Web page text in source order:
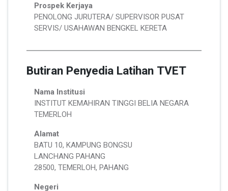
Prospek Kerjaya
PENOLONG JURUTERA/ SUPERVISOR PUSAT
SERVIS/ USAHAWAN BENGKEL KERETA
Butiran Penyedia Latihan TVET
Nama Institusi
INSTITUT KEMAHIRAN TINGGI BELIA NEGARA
TEMERLOH
Alamat
BATU 10, KAMPUNG BONGSU
LANCHANG PAHANG
28500, TEMERLOH, PAHANG
Negeri